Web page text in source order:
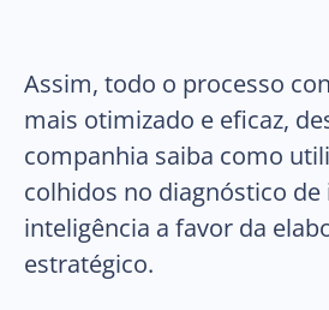
Assim, todo o processo
mais otimizado e eficaz,
companhia saiba como
colhidos no diagnóstico de
inteligência a favor da
estratégico.